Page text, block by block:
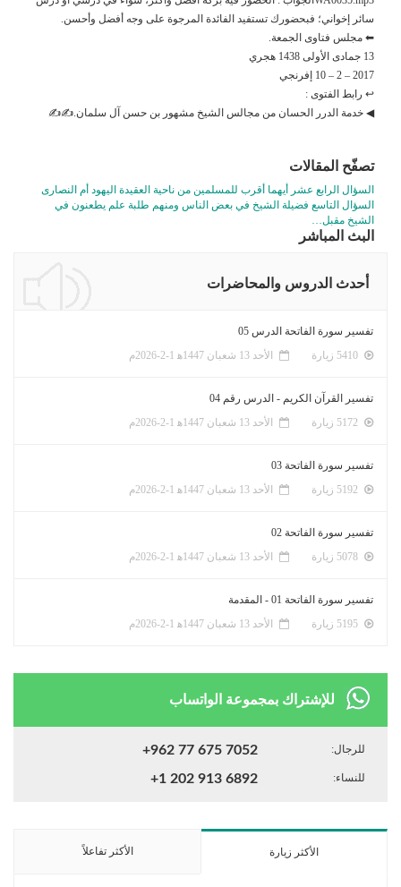
سائر إخواني؛ فبحضورك تستفيد الفائدة المرجوة على وجه أفضل وأحسن.
⬅ مجلس فتاوى الجمعة.
13 جمادى الأولى 1438 هجري
2017 – 2 – 10 إفرنجي
↩ رابط الفتوى :
◀ خدمة الدرر الحسان من مجالس الشيخ مشهور بن حسن آل سلمان.✍✍
تصفّح المقالات
السؤال الرابع عشر أيهما أقرب للمسلمين من ناحية العقيدة اليهود أم النصارى
السؤال التاسع فضيلة الشيخ في بعض الناس ومنهم طلبة علم يطعنون في
الشيخ مقبل…
البث المباشر
أحدث الدروس والمحاضرات
تفسير سورة الفاتحة الدرس 05
الأحد 13 شعبان 1447ﻫ 1-2-2026م
تفسير القرآن الكريم - الدرس رقم 04
الأحد 13 شعبان 1447ﻫ 1-2-2026م
تفسير سورة الفاتحة 03
الأحد 13 شعبان 1447ﻫ 1-2-2026م
تفسير سورة الفاتحة 02
الأحد 13 شعبان 1447ﻫ 1-2-2026م
تفسير سورة الفاتحة 01 - المقدمة
الأحد 13 شعبان 1447ﻫ 1-2-2026م
للإشتراك بمجموعة الواتساب
للرجال: +962 77 675 7052
للنساء: +1 202 913 6892
الأكثر زيارة الأكثر تفاعلاً